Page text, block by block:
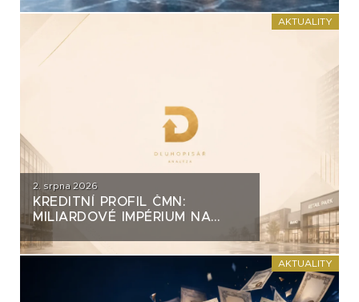
AKTUALITY
2. srpna 2026
KREDITNÍ PROFIL ČMN:
MILIARDOVÉ IMPÉRIUM NA
AKTUALITY